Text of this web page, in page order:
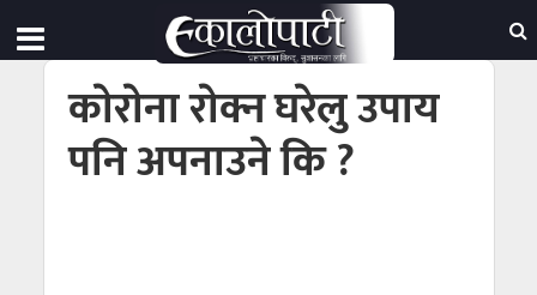
काेराेना राेक्न घरेलु उपाय
पनि अपनाउने कि ?